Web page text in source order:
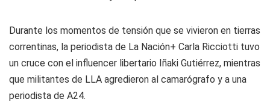
Durante los momentos de tensión que se vivieron en tierras
correntinas, la periodista de La Nación+ Carla Ricciotti tuvo
un cruce con el influencer libertario Iñaki Gutiérrez, mientras
que militantes de LLA agredieron al camarógrafo y a una
periodista de A24.